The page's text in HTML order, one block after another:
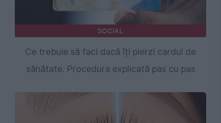
SOCIAL
Ce trebuie să faci dacă îți pierzi cardul de
sănătate. Procedura explicată pas cu pas